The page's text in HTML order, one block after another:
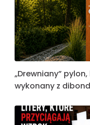
„Drewniany”
wykonany z